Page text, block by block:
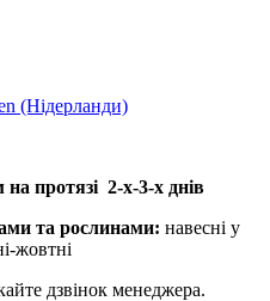
(Нідерланди)
протязі 2-х-3-х днів
та рослинами: навесні у
жовтні
дзвінок менеджера.